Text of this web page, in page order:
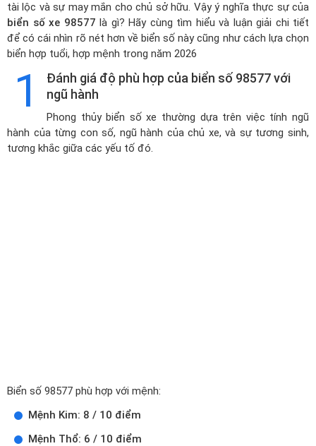
tài lộc và sự may mắn cho chủ sở hữu. Vậy ý nghĩa thực sự của
biển số xe 98577 là gì? Hãy cùng tìm hiểu và luận giải chi tiết
để có cái nhìn rõ nét hơn về biển số này cũng như cách lựa chọn
biển hợp tuổi, hợp mệnh trong năm 2026
1
Đánh giá độ phù hợp của biển số 98577 với
ngũ hành
Phong thủy biển số xe thường dựa trên việc tính ngũ
hành của từng con số, ngũ hành của chủ xe, và sự tương sinh,
tương khắc giữa các yếu tố đó.
Biển số 98577 phù hợp với mệnh:
Mệnh Kim: 8 / 10 điểm
Mệnh Thổ: 6 / 10 điểm